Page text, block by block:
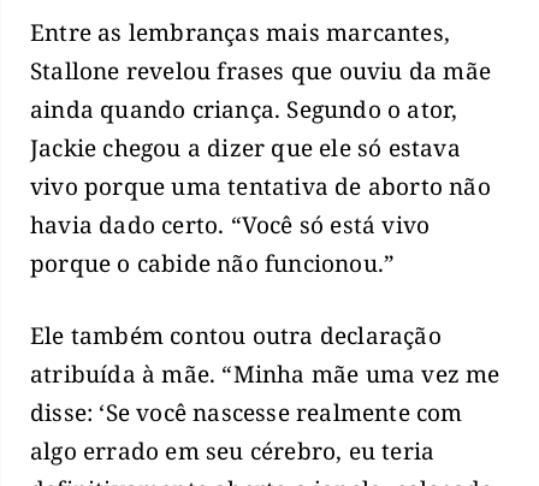
Entre as lembranças mais marcantes,
Stallone revelou frases que ouviu da mãe
ainda quando criança. Segundo o ator,
Jackie chegou a dizer que ele só estava
vivo porque uma tentativa de aborto não
havia dado certo. “Você só está vivo
porque o cabide não funcionou.”
Ele também contou outra declaração
atribuída à mãe. “Minha mãe uma vez me
disse: ‘Se você nascesse realmente com
algo errado em seu cérebro, eu teria